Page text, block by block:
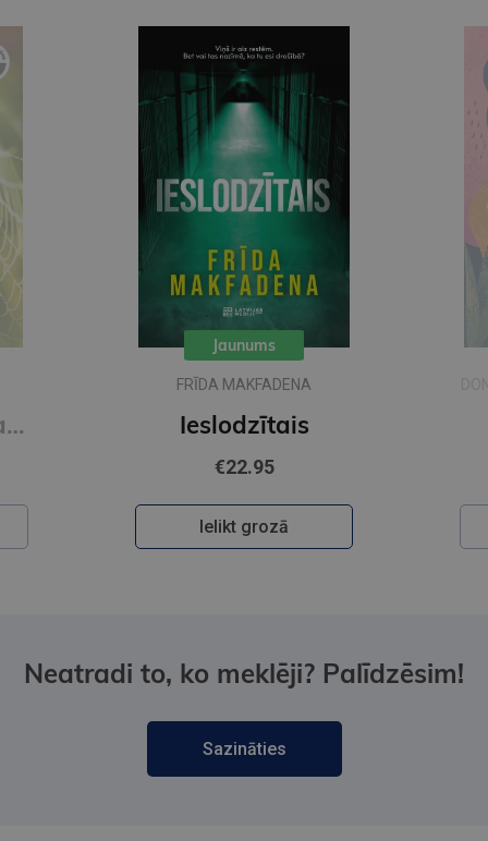
Zīda neceļi. Vakara romāns
Jaunums
FRĪDA MAKFADENA
Ieslodzītais
€22.95
Ielikt grozā
Neatradi to, ko meklēji? Palīdzēsim!
Sazināties